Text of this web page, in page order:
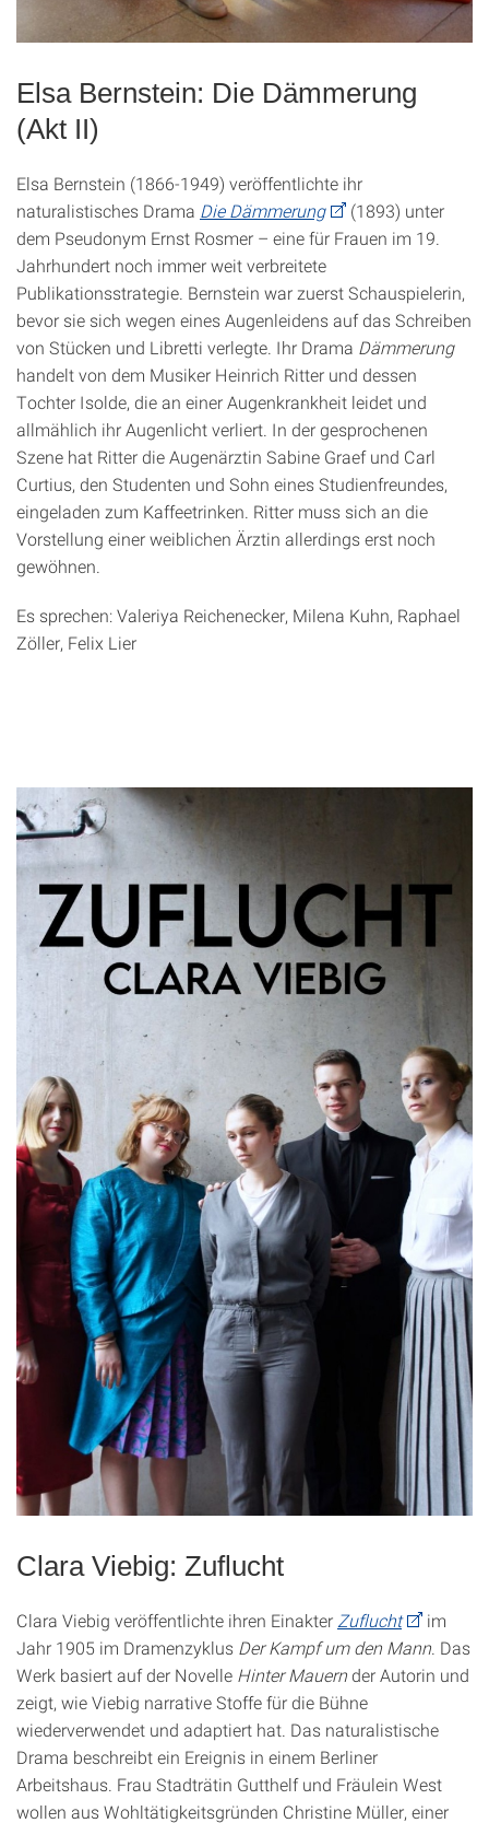
Elsa Bernstein: Die Dämmerung
(Akt II)
Elsa Bernstein (1866-1949) veröffentlichte ihr
naturalistisches Drama Die Dämmerung
(1893) unter
dem Pseudonym Ernst Rosmer – eine für Frauen im 19.
Jahrhundert noch immer weit verbreitete
Publikationsstrategie. Bernstein war zuerst Schauspielerin,
bevor sie sich wegen eines Augenleidens auf das Schreiben
von Stücken und Libretti verlegte. Ihr Drama Dämmerung
handelt von dem Musiker Heinrich Ritter und dessen
Tochter Isolde, die an einer Augenkrankheit leidet und
allmählich ihr Augenlicht verliert. In der gesprochenen
Szene hat Ritter die Augenärztin Sabine Graef und Carl
Curtius, den Studenten und Sohn eines Studienfreundes,
eingeladen zum Kaffeetrinken. Ritter muss sich an die
Vorstellung einer weiblichen Ärztin allerdings erst noch
gewöhnen.
Es sprechen: Valeriya Reichenecker, Milena Kuhn, Raphael
Zöller, Felix Lier
Clara Viebig: Zuflucht
Clara Viebig veröffentlichte ihren Einakter Zuflucht
im
Jahr 1905 im Dramenzyklus Der Kampf um den Mann . Das
Werk basiert auf der Novelle Hinter Mauernder Autorin und
zeigt, wie Viebig narrative Stoffe für die Bühne
wiederverwendet und adaptiert hat. Das naturalistische
Drama beschreibt ein Ereignis in einem Berliner
Arbeitshaus. Frau Stadträtin Gutthelf und Fräulein West
wollen aus Wohltätigkeitsgründen Christine Müller, einer